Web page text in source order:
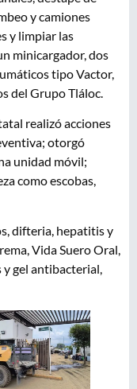
y camiones
y limpiar las
minicargador, dos
tipo Vactor,
del Grupo Tláloc.
realizó acciones
otorgó
unidad móvil;
como escobas,
difteria, hepatitis y
Vida Suero Oral,
gel antibacterial,